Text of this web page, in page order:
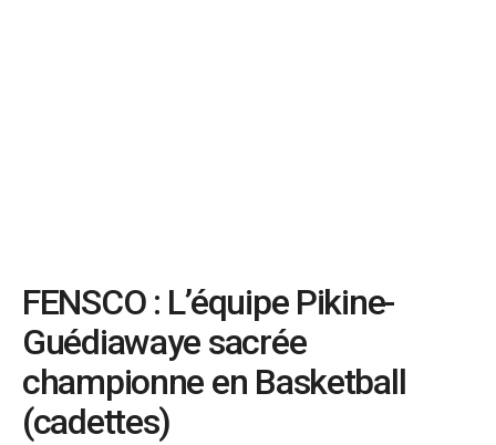
FENSCO : L’équipe Pikine-
Guédiawaye sacrée
championne en Basketball
(cadettes)